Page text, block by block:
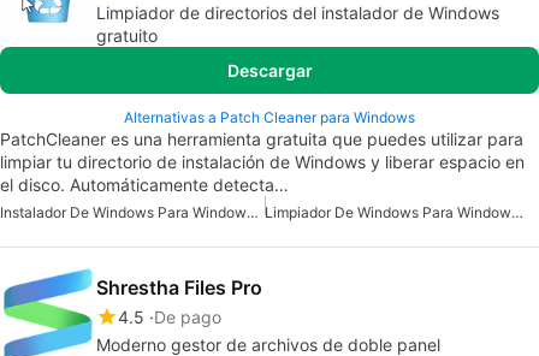
Limpiador de directorios del instalador de Windows
gratuito
Descargar
Alternativas a Patch Cleaner para Windows
PatchCleaner es una herramienta gratuita que puedes utilizar para
limpiar tu directorio de instalación de Windows y liberar espacio en
el disco. Automáticamente detecta…
Instalador De Windows Para Windows 7 Limpiador De Windows Para Windows 7
Shrestha Files Pro
4.5 De pago
Moderno gestor de archivos de doble panel